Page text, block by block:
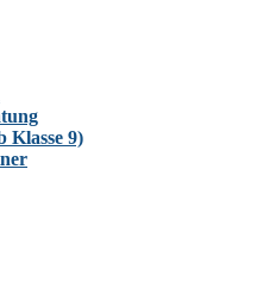
Klasse 9)